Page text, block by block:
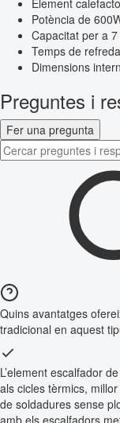
Potència de
Capacitat per a
Temps de
Dimensions
Preguntes i
Fer una pregunta
Quins avantatges
tradicional en aquest
L’element escalfador
als cicles tèrmics,
de soldadures sense
amb els escalfadors